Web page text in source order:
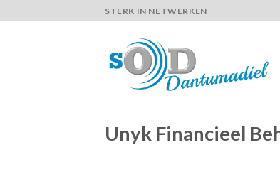
to
STERK IN NETWERKEN
Unyk Financieel